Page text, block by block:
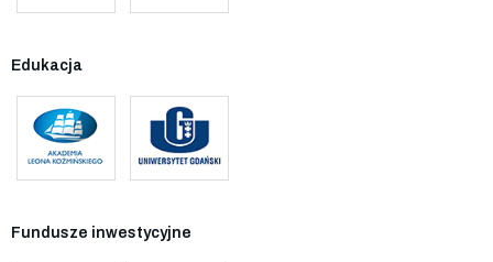
Edukacja
Fundusze inwestycyjne